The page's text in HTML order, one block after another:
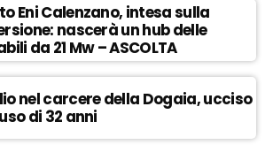
Eni Calenzano, intesa sulla
nascerà un hub delle
da 21 Mw – ASCOLTA
nel carcere della Dogaia, ucciso
di 32 anni